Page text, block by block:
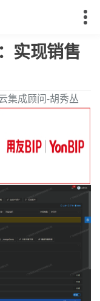
实现销售
集成顾问-胡秀丛